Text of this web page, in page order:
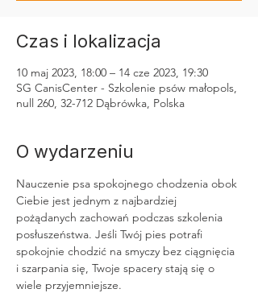
Czas i lokalizacja
10 maj 2023, 18:00 – 14 cze 2023, 19:30
SG CanisCenter - Szkolenie psów małopols,
null 260, 32-712 Dąbrówka, Polska
O wydarzeniu
Nauczenie psa spokojnego chodzenia obok
Ciebie jest jednym z najbardziej
pożądanych zachowań podczas szkolenia
posłuszeństwa. Jeśli Twój pies potrafi
spokojnie chodzić na smyczy bez ciągnięcia
i szarpania się, Twoje spacery stają się o
wiele przyjemniejsze.